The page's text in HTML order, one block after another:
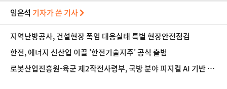
임은석 기자가 쓴 기사
지역난방공사, 건설현장 폭염 대응실태 특별 현장안전점검
한전, 에너지 신산업 이끌 '한전기술지주' 공식 출범
로봇산업진흥원-육군 제2작전사령부, 국방 분야 피지컬 AI 기반 로